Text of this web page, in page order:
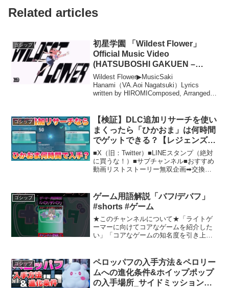
Related articles
ゴシップ
初星学園 「Wildest Flower」
Official Music Video
(HATSUBOSHI GAKUEN –
Wildest Flower)
Wildest Flower▶MusicSaki
Hanami（VA.Aoi Nagatsuki）Lyrics
written by HIROMIComposed, Arranged
ゴシップ
【検証】DLC追加リサーチを使い
まくったら「ひかおま」は何時間
でゲットできる？【レジェンズ
ZA】
■X（旧：Twitter）■LINEスタンプ（絶対
に買うな！）■サブチャンネル■おすすめ
動画リストストーリー無双企画➡︎交換企
お守り（ヒカオマ）の入手...
ゴシップ
ゲーム用語解説「バフ/デバフ」
#shorts #ゲーム
★このチャンネルについて★「ライトゲ
ーマーに向けてコアなゲームを紹介した
い」「コアなゲームの知名度を引き上げ
ームの紹介をしていきます！長所だけで
はなく、短所もしっかりお...
ゴシップ
ペロッパフの入手方法＆ペロリー
ムへの進化条件&ホイップポップ
の入手場所_サイドミッションと